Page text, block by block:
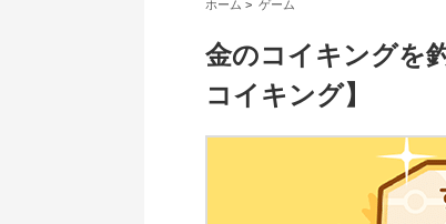
ホーム > ゲーム
金のコイキングを
コイキング】